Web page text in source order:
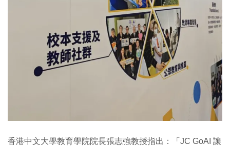
香港中文大學教育學院院長張志強教授指出：「JC GoAI 讓